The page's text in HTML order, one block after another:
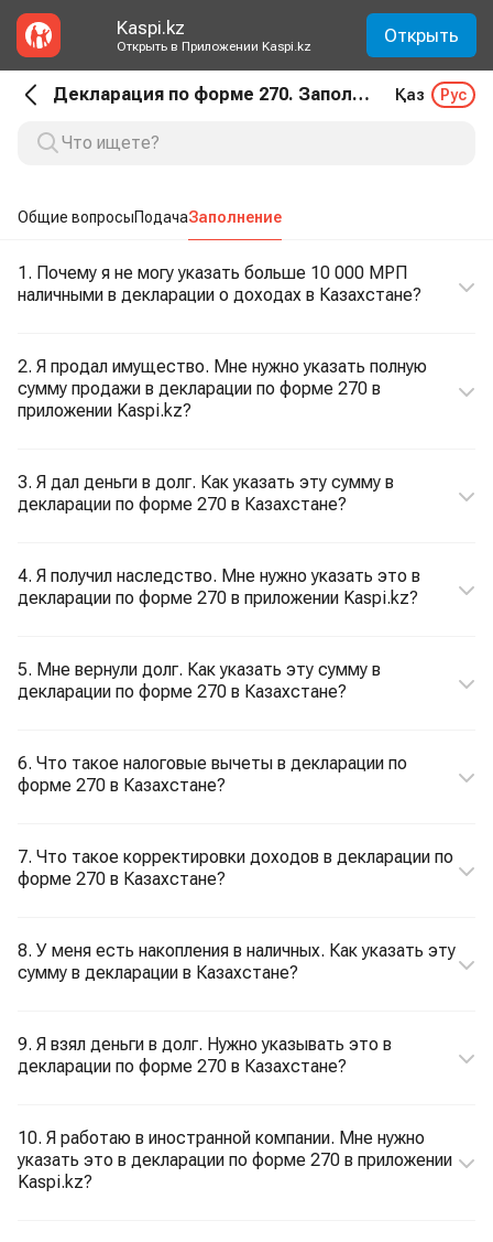
Kaspi.kz
Открыть в Приложении Kaspi.kz Открыть
Декларация по форме 270. Заполнение Қаз Рус
Общие вопросыПодачаЗаполнение
1. Почему я не могу указать больше 10 000 МРП
наличными в декларации о доходах в Казахстане?
2. Я продал имущество. Мне нужно указать полную
сумму продажи в декларации по форме 270 в
приложении Kaspi.kz?
3. Я дал деньги в долг. Как указать эту сумму в
декларации по форме 270 в Казахстане?
4. Я получил наследство. Мне нужно указать это в
декларации по форме 270 в приложении Kaspi.kz?
5. Мне вернули долг. Как указать эту сумму в
декларации по форме 270 в Казахстане?
6. Что такое налоговые вычеты в декларации по
форме 270 в Казахстане?
7. Что такое корректировки доходов в декларации по
форме 270 в Казахстане?
8. У меня есть накопления в наличных. Как указать эту
сумму в декларации в Казахстане?
9. Я взял деньги в долг. Нужно указывать это в
декларации по форме 270 в Казахстане?
10. Я работаю в иностранной компании. Мне нужно
указать это в декларации по форме 270 в приложении
Kaspi.kz?